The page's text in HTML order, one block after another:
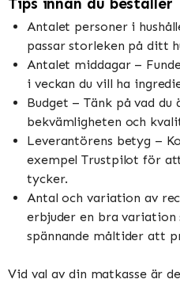
Antalet personer i
passar storleken på ditt
Antalet middagar –
i veckan du vill ha
Budget – Tänk på vad
bekvämligheten och
Leverantörens betyg –
exempel Trustpilot för
tycker.
Antal och variation av
erbjuder en bra variation
spännande måltider att
Vid val av din matkasse är